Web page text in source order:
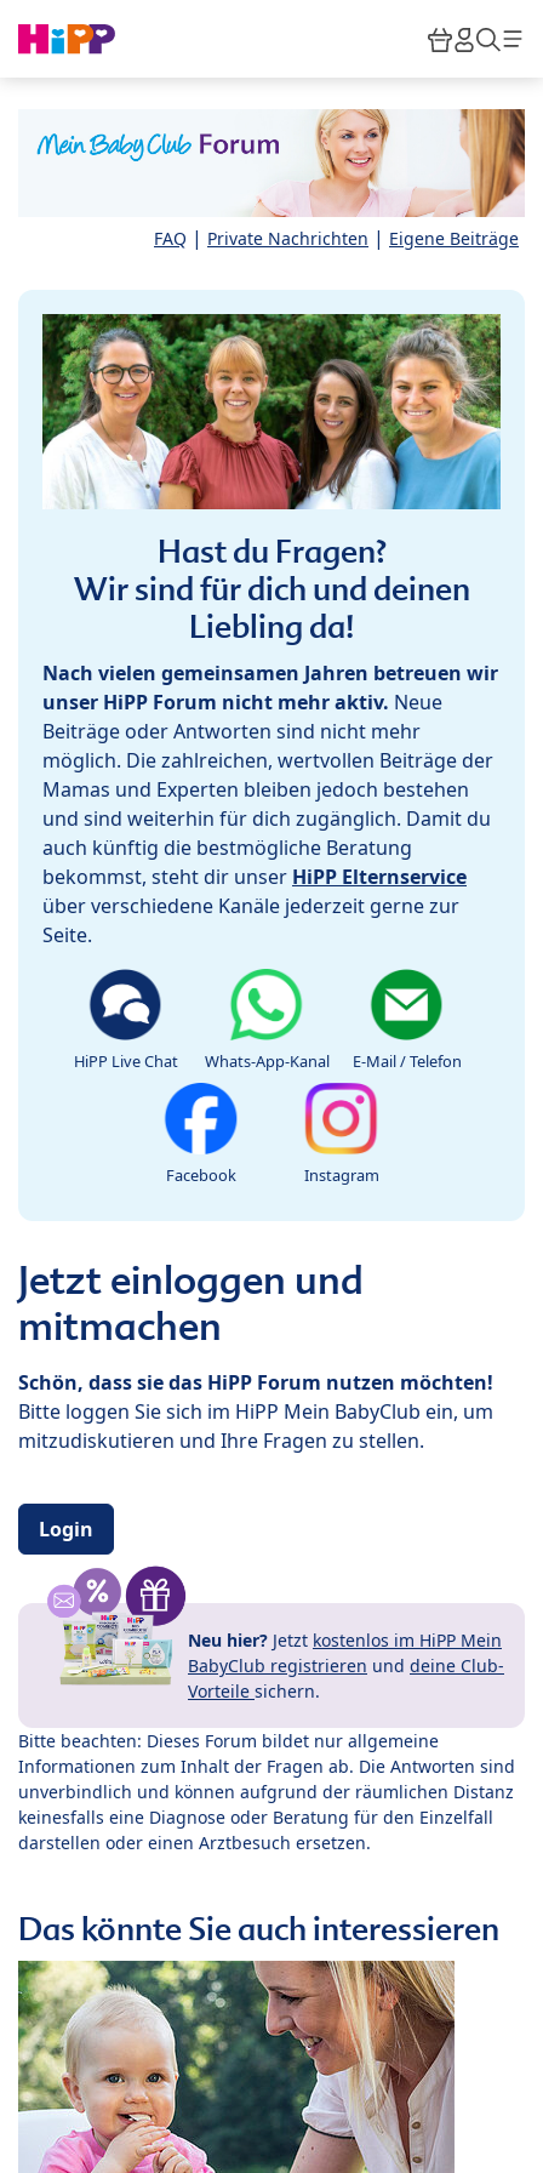
HiPP
FAQ | Private Nachrichten | Eigene Beiträge
Hast du Fragen?
Wir sind für dich und deinen
Liebling da!
Nach vielen gemeinsamen Jahren betreuen wir
unser HiPP Forum nicht mehr aktiv. Neue
Beiträge oder Antworten sind nicht mehr
möglich. Die zahlreichen, wertvollen Beiträge der
Mamas und Experten bleiben jedoch bestehen
und sind weiterhin für dich zugänglich. Damit du
auch künftig die bestmögliche Beratung
bekommst, steht dir unser HiPP Elternservice
über verschiedene Kanäle jederzeit gerne zur
Seite.
HiPP Live Chat Whats-App-Kanal E-Mail / Telefon
Facebook Instagram
Jetzt einloggen und
mitmachen
Schön, dass sie das HiPP Forum nutzen möchten!
Bitte loggen Sie sich im HiPP Mein BabyClub ein, um
mitzudiskutieren und Ihre Fragen zu stellen.
Login
Neu hier? Jetzt kostenlos im HiPP Mein
BabyClub registrieren und deine Club-
Vorteile sichern.
Bitte beachten: Dieses Forum bildet nur allgemeine
Informationen zum Inhalt der Fragen ab. Die Antworten sind
unverbindlich und können aufgrund der räumlichen Distanz
keinesfalls eine Diagnose oder Beratung für den Einzelfall
darstellen oder einen Arztbesuch ersetzen.
Das könnte Sie auch interessieren